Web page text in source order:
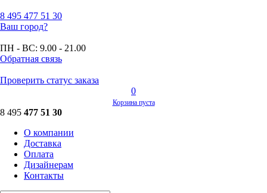
8 495 477 51 30
Ваш город?
ПН - ВС: 9.00 - 21.00
Обратная связь
Проверить статус заказа
0
Корзина пуста
8 495 477 51 30
О компании
Доставка
Оплата
Дизайнерам
Контакты